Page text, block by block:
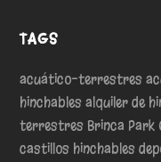
TAGS
acuático-terrestres
hinchables alquiler de
terrestres Brinca Park
castillos hinchables